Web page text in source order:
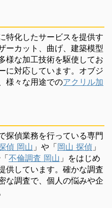
特化したサービスを提供す
ーカット、曲げ、建築模型
様な加工技術を駆使してお
に対応しています。オブジ
様々な用途でのアクリル加
探偵業務を行っている専門
偵 岡山 」や「岡山 探偵 」
不倫調査 岡山 」をはじめ
供しています。確かな調査
な調査で、個人の悩みや企